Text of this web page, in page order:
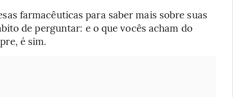
farmacêuticas para saber mais sobre suas
de perguntar: e o que vocês acham do
é sim.